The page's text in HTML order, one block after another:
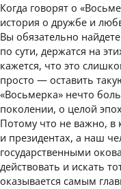
Когда говорят о
история о дружбе и
Вы обязательно
по сути, держатся на
кажется, что это
просто — оставить
«Восьмерка» нечто
поколении, о целой
Потому что не важно, в
и президентах, а наш
государственными
действовать и искать
оказывается самым